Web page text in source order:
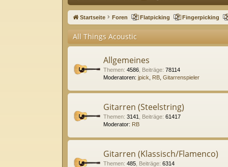
ne
ug
Startseite Foren Flatpicking Fingerpicking
All Things Acoustic
Allgemeines
Themen: 4586 Beiträge: 78114
Moderatoren: jpick RB Gitarrenspieler
Gitarren (Steelstring)
Themen: 3141 Beiträge: 61417
Moderator: RB
Gitarren (Klassisch/Flamenco)
Themen: 485 Beiträge: 6314